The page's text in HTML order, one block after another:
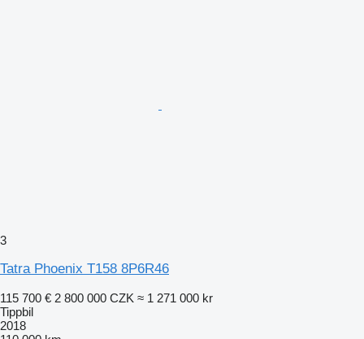
3
Tatra Phoenix T158 8P6R46
115 700 € 2 800 000 CZK ≈ 1 271 000 kr
Tippbil
2018